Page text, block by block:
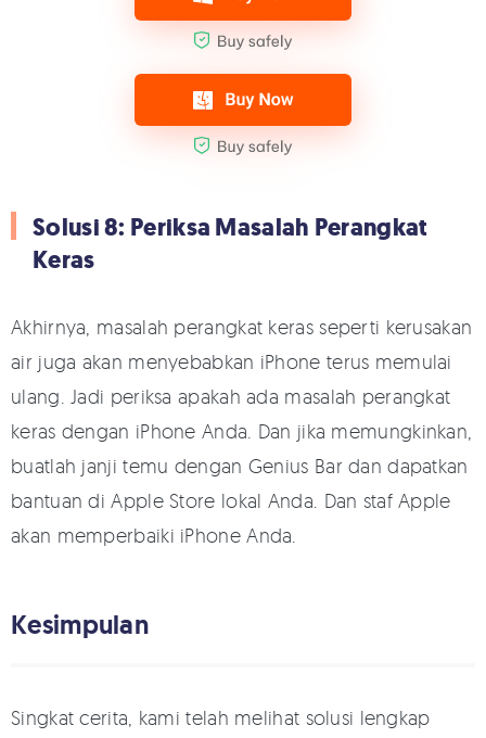
Solusi 8: Periksa Masalah Perangkat
Keras
Akhirnya, masalah perangkat keras seperti kerusakan
air juga akan menyebabkan iPhone terus memulai
ulang. Jadi periksa apakah ada masalah perangkat
keras dengan iPhone Anda. Dan jika memungkinkan,
buatlah janji temu dengan Genius Bar dan dapatkan
bantuan di Apple Store lokal Anda. Dan staf Apple
akan memperbaiki iPhone Anda.
Kesimpulan
Singkat cerita, kami telah melihat solusi lengkap